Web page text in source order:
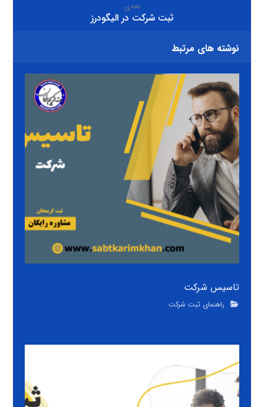
بعدی
ثبت شرکت در اليگودرز
نوشته های مرتبط
تاسیس شرکت
راهنمای ثبت شرکت